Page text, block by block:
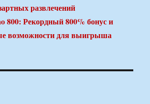
развлечений
800: Рекордный 800% бонус и
возможности для выигрыша